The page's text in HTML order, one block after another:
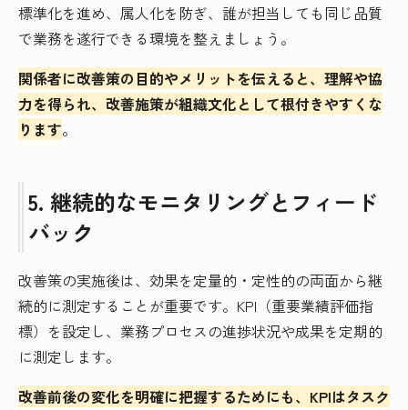
標準化を進め、属人化を防ぎ、誰が担当しても同じ品質
で業務を遂行できる環境を整えましょう。
関係者に改善策の目的やメリットを伝えると、理解や協
力を得られ、改善施策が組織文化として根付きやすくな
ります。
5. 継続的なモニタリングとフィード
バック
改善策の実施後は、効果を定量的・定性的の両面から継
続的に測定することが重要です。KPI（重要業績評価指
標）を設定し、業務プロセスの進捗状況や成果を定期的
に測定します。
改善前後の変化を明確に把握するためにも、KPIはタスク